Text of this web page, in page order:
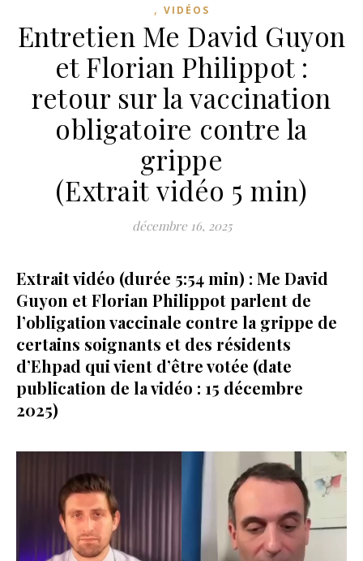
, VIDÉOS
Entretien Me David Guyon
et Florian Philippot :
retour sur la vaccination
obligatoire contre la
grippe
(Extrait vidéo 5 min)
décembre 16, 2025
Extrait vidéo (durée 5:54 min) : Me David
Guyon et Florian Philippot parlent de
l’obligation vaccinale contre la grippe de
certains soignants et des résidents
d’Ehpad qui vient d’être votée (date
publication de la vidéo : 15 décembre
2025)